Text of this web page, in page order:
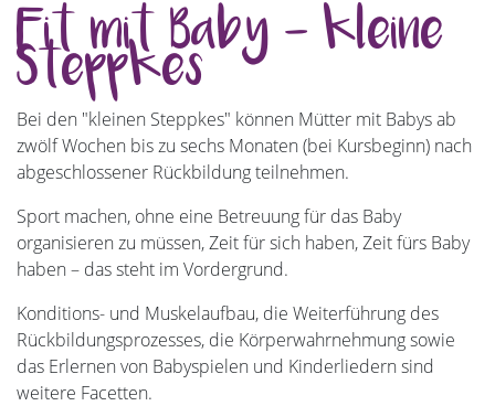
Fit mit Baby - kleine
Steppkes
Bei den "kleinen Steppkes" können Mütter mit Babys ab
zwölf Wochen bis zu sechs Monaten (bei Kursbeginn) nach
abgeschlossener Rückbildung teilnehmen.
Sport machen, ohne eine Betreuung für das Baby
organisieren zu müssen, Zeit für sich haben, Zeit fürs Baby
haben – das steht im Vordergrund.
Konditions- und Muskelaufbau, die Weiterführung des
Rückbildungsprozesses, die Körperwahrnehmung sowie
das Erlernen von Babyspielen und Kinderliedern sind
weitere Facetten.